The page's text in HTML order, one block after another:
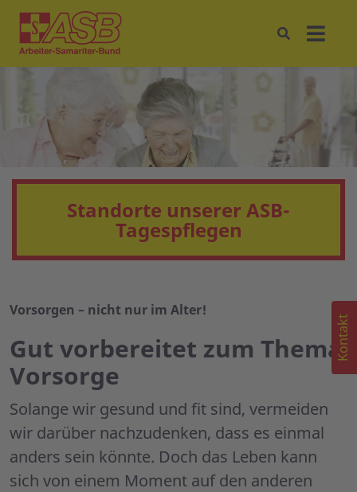
Standorte unserer ASB-
Tagespflegen
Vorsorgen – nicht nur im Alter!
Gut vorbereitet zum Thema
Vorsorge
Solange wir gesund und fit sind, vermeiden
wir darüber nachzudenken, dass es einmal
anders sein könnte. Doch das Leben kann
sich von einem Moment auf den anderen
Kontakt